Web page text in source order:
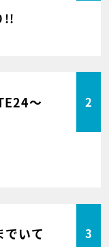
!!
～ 2
でいて 3